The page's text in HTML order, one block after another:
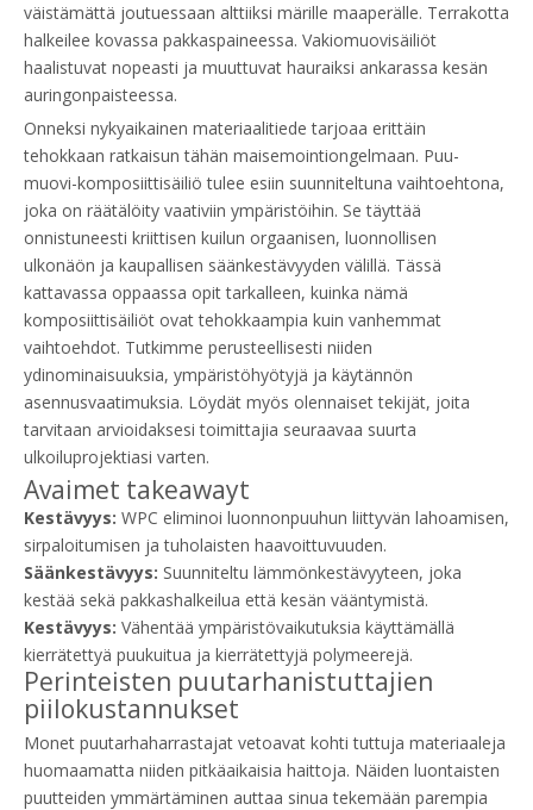
väistämättä joutuessaan alttiiksi märille maaperälle. Terrakotta
halkeilee kovassa pakkaspaineessa. Vakiomuovisäiliöt
haalistuvat nopeasti ja muuttuvat hauraiksi ankarassa kesän
auringonpaisteessa.
Onneksi nykyaikainen materiaalitiede tarjoaa erittäin
tehokkaan ratkaisun tähän maisemointiongelmaan. Puu-
muovi-komposiittisäiliö tulee esiin suunniteltuna vaihtoehtona,
joka on räätälöity vaativiin ympäristöihin. Se täyttää
onnistuneesti kriittisen kuilun orgaanisen, luonnollisen
ulkonäön ja kaupallisen säänkestävyyden välillä. Tässä
kattavassa oppaassa opit tarkalleen, kuinka nämä
komposiittisäiliöt ovat tehokkaampia kuin vanhemmat
vaihtoehdot. Tutkimme perusteellisesti niiden
ydinominaisuuksia, ympäristöhyötyjä ja käytännön
asennusvaatimuksia. Löydät myös olennaiset tekijät, joita
tarvitaan arvioidaksesi toimittajia seuraavaa suurta
ulkoiluprojektiasi varten.
Avaimet takeawayt
Kestävyys: WPC eliminoi luonnonpuuhun liittyvän lahoamisen,
sirpaloitumisen ja tuholaisten haavoittuvuuden.
Säänkestävyys: Suunniteltu lämmönkestävyyteen, joka
kestää sekä pakkashalkeilua että kesän vääntymistä.
Kestävyys: Vähentää ympäristövaikutuksia käyttämällä
kierrätettyä puukuitua ja kierrätettyjä polymeerejä.
Perinteisten puutarhanistuttajien
piilokustannukset
Monet puutarhaharrastajat vetoavat kohti tuttuja materiaaleja
huomaamatta niiden pitkäaikaisia ​​haittoja. Näiden luontaisten
puutteiden ymmärtäminen auttaa sinua tekemään parempia